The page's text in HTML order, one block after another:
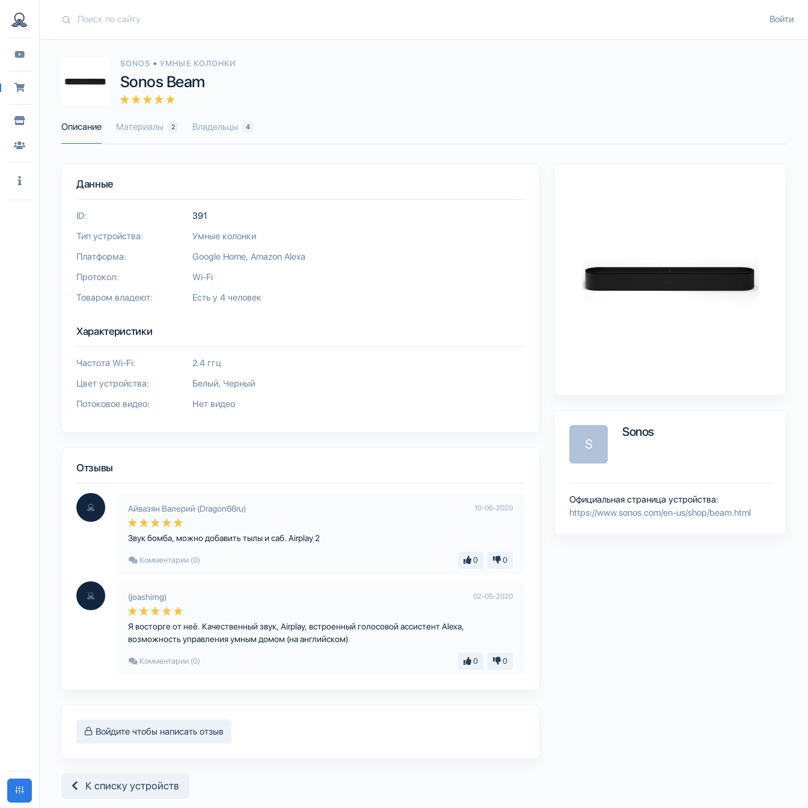
Войти
SONOS • УМНЫЕ КОЛОНКИ
Sonos Beam
Описание Материалы 2 Владельцы 4
Данные
ID:
391
Тип устройства:
Умные колонки
Платформа:
Google Home Amazon Alexa
Протокол:
Wi-Fi
Товаром владеют:
Есть у 4 человек
Характеристики
Частота Wi-Fi:
2.4 ггц
Цвет устройства:
Белый Черный
Потоковое видео:
Нет видео
Отзывы
Айвазян Валерий (Dragon66ru) 10-06-2020
Звук бомба, можно добавить тылы и саб. Airplay 2
Комментарии (0) 0 0
(joashimg) 02-05-2020
Я восторге от неё. Качественный звук, Airplay, встроенный голосовой ассистент Alexa,
возможность управления умным домом (на английском)
Комментарии (0) 0 0
Войдите чтобы написать отзыв
К списку устройств
S
Sonos
Официальная страница устройства:
https://www.sonos.com/en-us/shop/beam.html